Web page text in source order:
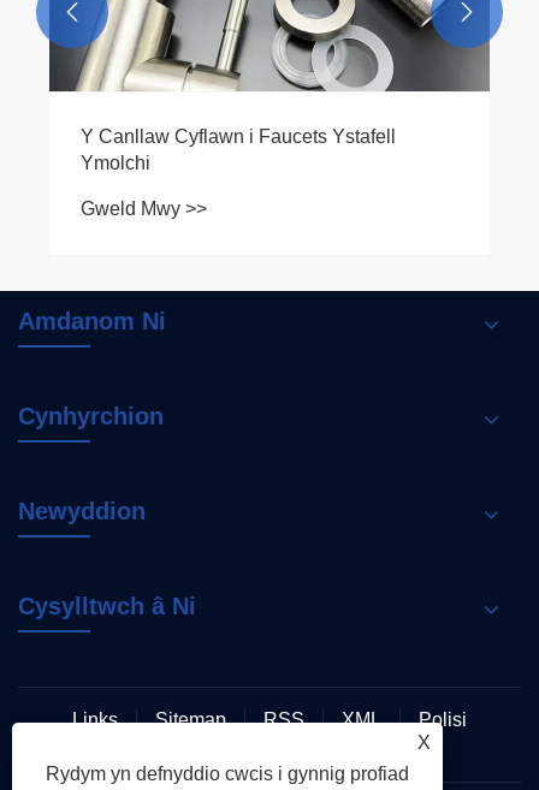
Y Canllaw Cyflawn i Faucets Ystafell
Ymolchi
Gweld Mwy >>
 
Amdanom Ni
Cynhyrchion
Newyddion
Cysylltwch â Ni
Links Sitemap RSS XML
Polisi
X
Rydym yn defnyddio cwcis i gynnig profiad